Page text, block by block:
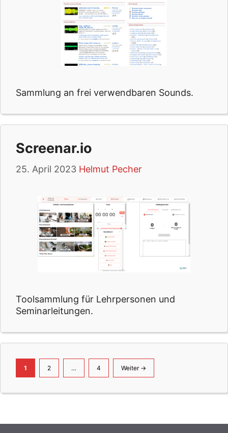
Sammlung an frei verwendbaren Sounds.
Screenar.io
25. April 2023 Helmut Pecher
Toolsammlung für Lehrpersonen und
Seminarleitungen.
Seite
1 Seite
2 … Seite
4 Weiter →